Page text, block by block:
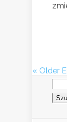
« Older